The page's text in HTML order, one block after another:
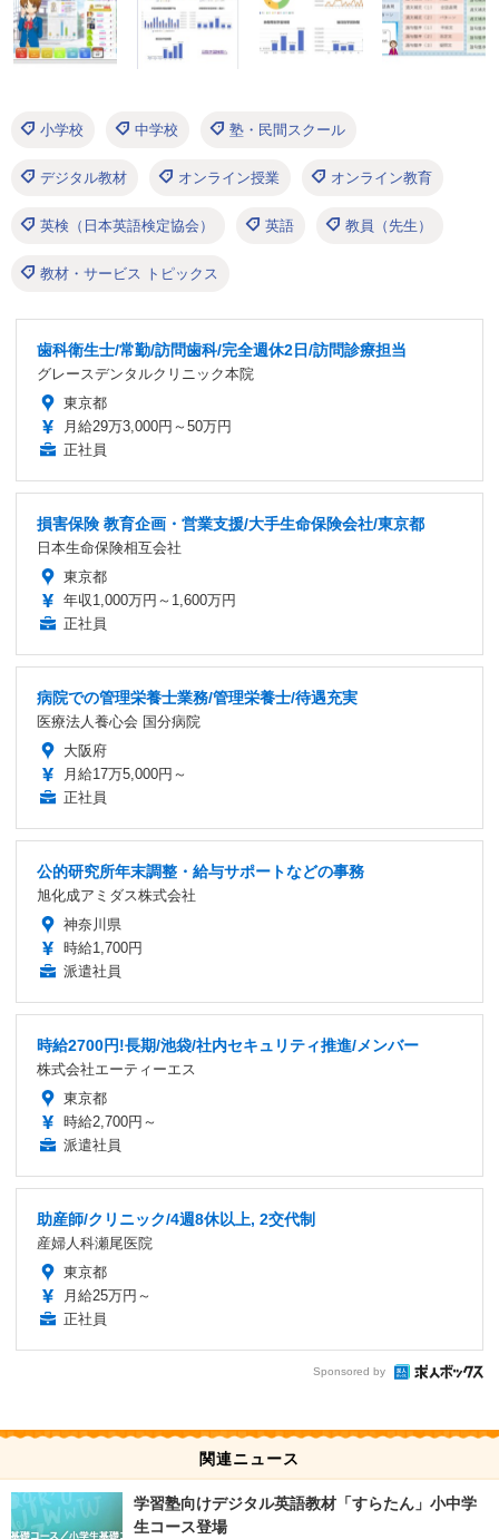
小学校 中学校 塾・民間スクール
デジタル教材 オンライン授業 オンライン教育
英検（日本英語検定協会） 英語 教員（先生）
教材・サービス トピックス
歯科衛生士/常勤/訪問歯科/完全週休2日/訪問診療担当
グレースデンタルクリニック本院
東京都
月給29万3,000円～50万円
正社員
損害保険 教育企画・営業支援/大手生命保険会社/東京都
日本生命保険相互会社
東京都
年収1,000万円～1,600万円
正社員
病院での管理栄養士業務/管理栄養士/待遇充実
医療法人養心会 国分病院
大阪府
月給17万5,000円～
正社員
公的研究所年末調整・給与サポートなどの事務
旭化成アミダス株式会社
神奈川県
時給1,700円
派遣社員
時給2700円!長期/池袋/社内セキュリティ推進/メンバー
株式会社エーティーエス
東京都
時給2,700円～
派遣社員
助産師/クリニック/4週8休以上, 2交代制
産婦人科瀬尾医院
東京都
月給25万円～
正社員
Sponsored by
関連ニュース
学習塾向けデジタル英語教材「すらたん」小中学
生コース登場